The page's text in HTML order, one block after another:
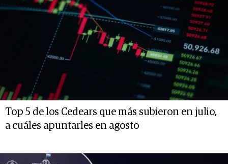
Top 5 de los Cedears que más subieron en julio,
a cuáles apuntarles en agosto